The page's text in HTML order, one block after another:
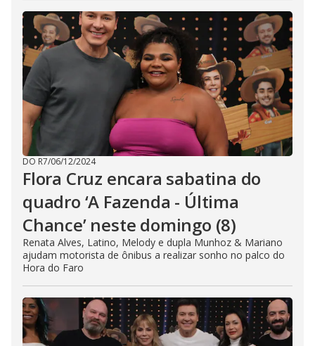
DO R7/06/12/2024
Flora Cruz encara sabatina do
quadro ‘A Fazenda - Última
Chance’ neste domingo (8)
Renata Alves, Latino, Melody e dupla Munhoz & Mariano
ajudam motorista de ônibus a realizar sonho no palco do
Hora do Faro